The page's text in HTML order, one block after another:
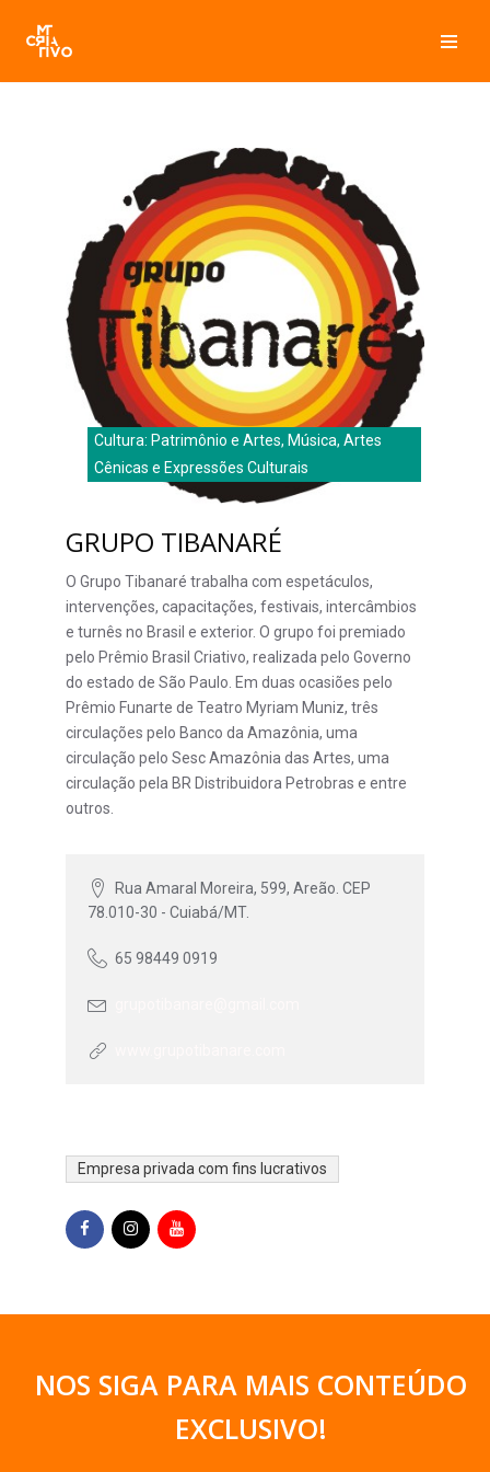
Pular
para
Cultura: Patrimônio e Artes, Música, Artes
Cênicas e Expressões Culturais
GRUPO TIBANARÉ
O Grupo Tibanaré trabalha com espetáculos,
intervenções, capacitações, festivais, intercâmbios
e turnês no Brasil e exterior. O grupo foi premiado
pelo Prêmio Brasil Criativo, realizada pelo Governo
do estado de São Paulo. Em duas ocasiões pelo
Prêmio Funarte de Teatro Myriam Muniz, três
circulações pelo Banco da Amazônia, uma
circulação pelo Sesc Amazônia das Artes, uma
circulação pela BR Distribuidora Petrobras e entre
outros.
Rua Amaral Moreira, 599, Areão. CEP
78.010-30 - Cuiabá/MT.
65 98449 0919
Empresa privada com fins lucrativos
NOS SIGA PARA MAIS CONTEÚDO
EXCLUSIVO!